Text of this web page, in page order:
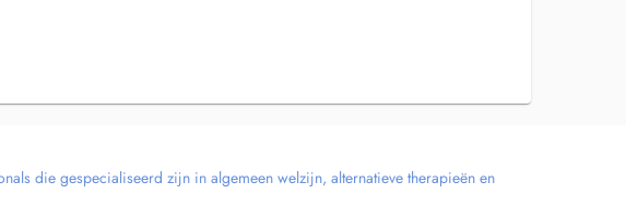
die gespecialiseerd zijn in algemeen welzijn, alternatieve therapieën en